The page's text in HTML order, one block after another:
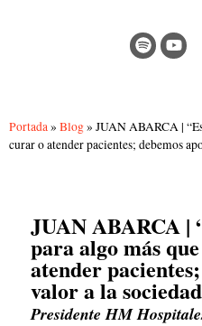
Portada» Blog» JUAN ABARCA |
curar o atender pacientes; debemos
JUAN ABARCA |
para algo más
atender
valor a la
Presidente HM